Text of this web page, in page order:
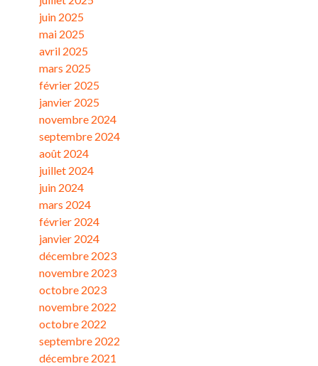
juin 2025
mai 2025
avril 2025
mars 2025
février 2025
janvier 2025
novembre 2024
septembre 2024
août 2024
juillet 2024
juin 2024
mars 2024
février 2024
janvier 2024
décembre 2023
novembre 2023
octobre 2023
novembre 2022
octobre 2022
septembre 2022
décembre 2021